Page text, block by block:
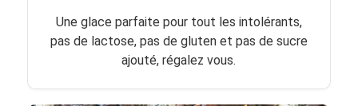
Une glace parfaite pour tout les intolérants,
pas de lactose, pas de gluten et pas de sucre
ajouté, régalez vous.